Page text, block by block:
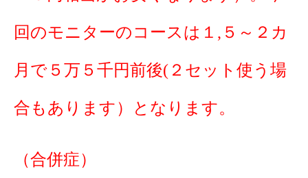
回のモニターのコースは１,５～２カ
月で５万５千円前後(２セット使う場
合もあります）となります。
（合併症）